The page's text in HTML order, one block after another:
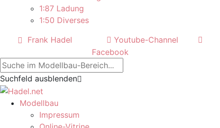
1:87 Ladung
1:50 Diverses
Frank Hadel
Youtube-Channel
Facebook
Suchfeld ausblenden
Modellbau
Impressum